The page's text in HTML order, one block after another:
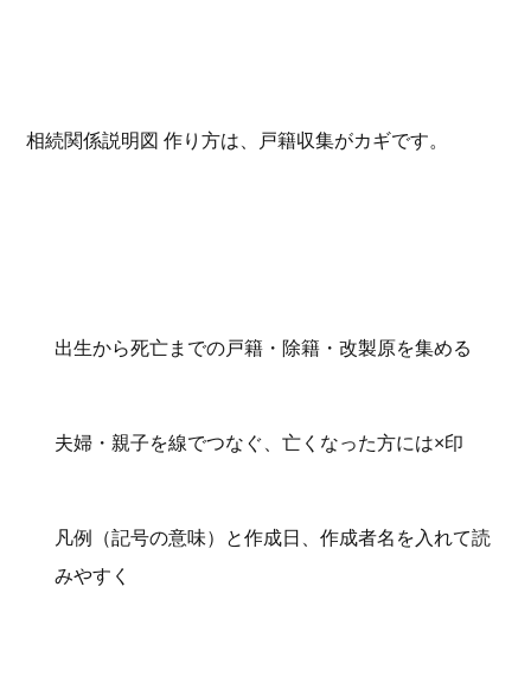
相続関係説明図 作り方は、戸籍収集がカギです。
出生から死亡までの戸籍・除籍・改製原を集める
夫婦・親子を線でつなぐ、亡くなった方には×印
凡例（記号の意味）と作成日、作成者名を入れて読
みやすく